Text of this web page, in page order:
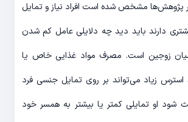
پژوهش‌ها مشخص شده است افراد نیاز و تمایل
دارند باید دید چه دلایلی عامل کم شدن
زوجین است. مصرف مواد غذایی خاص یا
استرس زیاد می‌تواند بر روی تمایل جنسی فرد
شود او تمایلی کمتر یا بیشتر به همسر خود